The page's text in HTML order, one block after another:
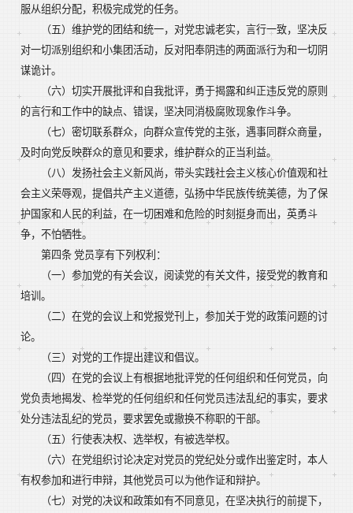
服从组织分配，积极完成党的任务。
（五）维护党的团结和统一，对党忠诚老实，言行一致，坚决反
对一切派别组织和小集团活动，反对阳奉阴违的两面派行为和一切阴
谋诡计。
（六）切实开展批评和自我批评，勇于揭露和纠正违反党的原则
的言行和工作中的缺点、错误，坚决同消极腐败现象作斗争。
（七）密切联系群众，向群众宣传党的主张，遇事同群众商量，
及时向党反映群众的意见和要求，维护群众的正当利益。
（八）发扬社会主义新风尚，带头实践社会主义核心价值观和社
会主义荣辱观，提倡共产主义道德，弘扬中华民族传统美德，为了保
护国家和人民的利益，在一切困难和危险的时刻挺身而出，英勇斗
争，不怕牺牲。
第四条 党员享有下列权利：
（一）参加党的有关会议，阅读党的有关文件，接受党的教育和
培训。
（二）在党的会议上和党报党刊上，参加关于党的政策问题的讨
论。
（三）对党的工作提出建议和倡议。
（四）在党的会议上有根据地批评党的任何组织和任何党员，向
党负责地揭发、检举党的任何组织和任何党员违法乱纪的事实，要求
处分违法乱纪的党员，要求罢免或撤换不称职的干部。
（五）行使表决权、选举权，有被选举权。
（六）在党组织讨论决定对党员的党纪处分或作出鉴定时，本人
有权参加和进行申辩，其他党员可以为他作证和辩护。
（七）对党的决议和政策如有不同意见，在坚决执行的前提下，